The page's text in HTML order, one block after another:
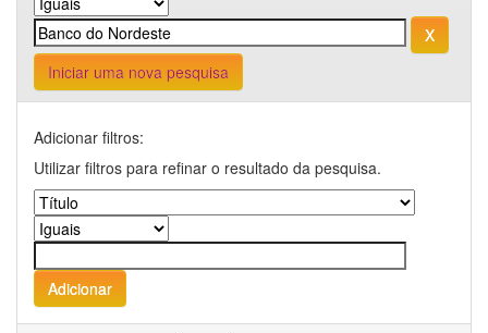
Iniciar uma nova pesquisa
Adicionar filtros:
Utilizar filtros para refinar o resultado da pesquisa.